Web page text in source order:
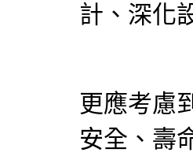
計、深化
更應考慮
安全、壽